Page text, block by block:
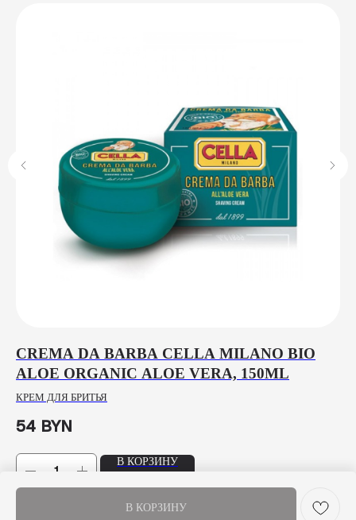
В КОРЗИНУ
CREMA DA BARBA CELLA MILANO BIO
ALOE ORGANIC ALOE VERA, 150ML
КРЕМ ДЛЯ БРИТЬЯ
54 BYN
В КОРЗИНУ